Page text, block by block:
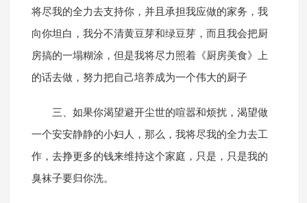
将尽我的全力去支持你，并且承担我应做的家务，我
向你坦白，我分不清黄豆芽和绿豆芽，而且我会把厨
房搞的一塌糊涂，但是我将尽力照着《厨房美食》上
的话去做，努力把自己培养成为一个伟大的厨子
三、如果你渴望避开尘世的喧嚣和烦扰，渴望做
一个安安静静的小妇人，那么，我将尽我的全力去工
作，去挣更多的钱来维持这个家庭，只是，只是我的
臭袜子要归你洗。